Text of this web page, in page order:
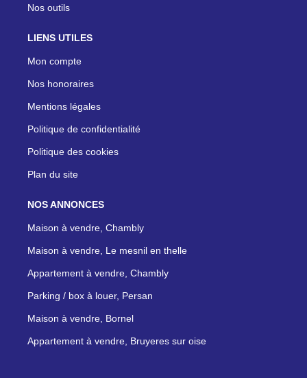
Nos outils
LIENS UTILES
Mon compte
Nos honoraires
Mentions légales
Politique de confidentialité
Politique des cookies
Plan du site
NOS ANNONCES
Maison à vendre, Chambly
Maison à vendre, Le mesnil en thelle
Appartement à vendre, Chambly
Parking / box à louer, Persan
Maison à vendre, Bornel
Appartement à vendre, Bruyeres sur oise